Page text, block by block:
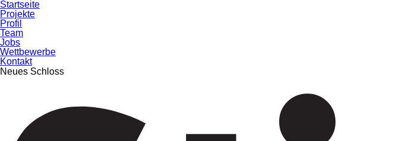
Startseite
Projekte
Profil
Team
Jobs
Wettbewerbe
Kontakt
Neues Schloss